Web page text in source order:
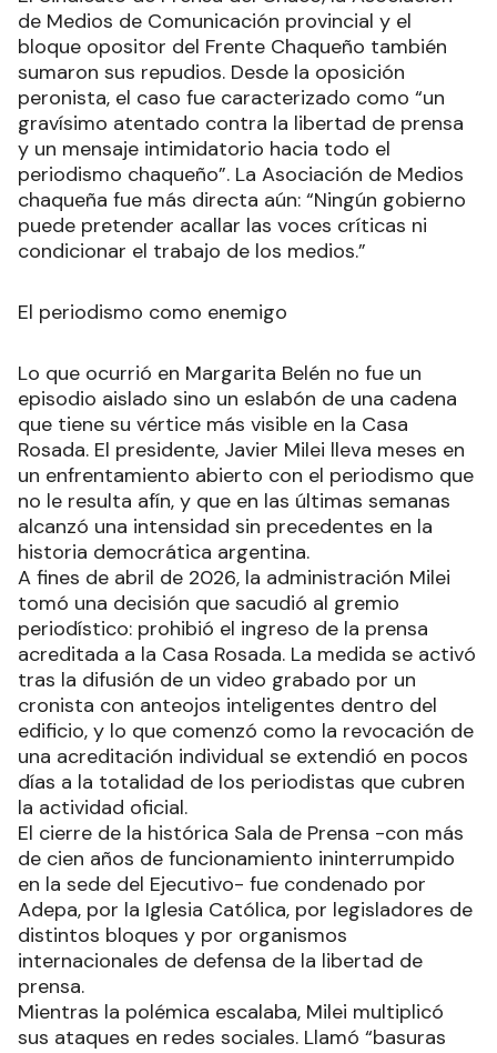
de Medios de Comunicación provincial y el
bloque opositor del Frente Chaqueño también
sumaron sus repudios. Desde la oposición
peronista, el caso fue caracterizado como “un
gravísimo atentado contra la libertad de prensa
y un mensaje intimidatorio hacia todo el
periodismo chaqueño”. La Asociación de Medios
chaqueña fue más directa aún: “Ningún gobierno
puede pretender acallar las voces críticas ni
condicionar el trabajo de los medios.”
El periodismo como enemigo
Lo que ocurrió en Margarita Belén no fue un
episodio aislado sino un eslabón de una cadena
que tiene su vértice más visible en la Casa
Rosada. El presidente, Javier Milei lleva meses en
un enfrentamiento abierto con el periodismo que
no le resulta afín, y que en las últimas semanas
alcanzó una intensidad sin precedentes en la
historia democrática argentina.
A fines de abril de 2026, la administración Milei
tomó una decisión que sacudió al gremio
periodístico: prohibió el ingreso de la prensa
acreditada a la Casa Rosada. La medida se activó
tras la difusión de un video grabado por un
cronista con anteojos inteligentes dentro del
edificio, y lo que comenzó como la revocación de
una acreditación individual se extendió en pocos
días a la totalidad de los periodistas que cubren
la actividad oficial.
El cierre de la histórica Sala de Prensa -con más
de cien años de funcionamiento ininterrumpido
en la sede del Ejecutivo- fue condenado por
Adepa, por la Iglesia Católica, por legisladores de
distintos bloques y por organismos
internacionales de defensa de la libertad de
prensa.
Mientras la polémica escalaba, Milei multiplicó
sus ataques en redes sociales. Llamó “basuras